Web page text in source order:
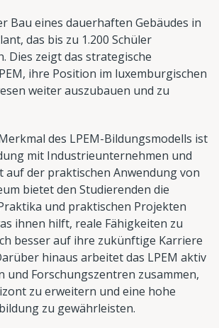
Bau eines dauerhaften Gebäudes in
das bis zu 1.200 Schüler
Dies zeigt das strategische
ihre Position im luxemburgischen
weiter auszubauen und zu
des LPEM-Bildungsmodells ist
mit Industrieunternehmen und
auf der praktischen Anwendung von
bietet den Studierenden die
und praktischen Projekten
ihnen hilft, reale Fähigkeiten zu
besser auf ihre zukünftige Karriere
hinaus arbeitet das LPEM aktiv
und Forschungszentren zusammen,
zu erweitern und eine hohe
zu gewährleisten.